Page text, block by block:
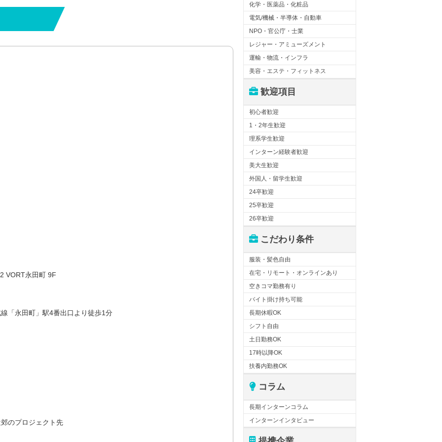
永田町 9F
「永田町」駅4番出口より徒歩1分
のプロジェクト先
化学・医薬品・化粧品
電気/機械・半導体・自動車
NPO・官公庁・士業
レジャー・アミューズメント
運輸・物流・インフラ
美容・エステ・フィットネス
歓迎項目
初心者歓迎
1・2年生歓迎
理系学生歓迎
インターン経験者歓迎
美大生歓迎
外国人・留学生歓迎
24卒歓迎
25卒歓迎
26卒歓迎
こだわり条件
服装・髪色自由
在宅・リモート・オンラインあり
空きコマ勤務有り
バイト掛け持ち可能
長期休暇OK
シフト自由
土日勤務OK
17時以降OK
扶養内勤務OK
コラム
長期インターンコラム
インターンインタビュー